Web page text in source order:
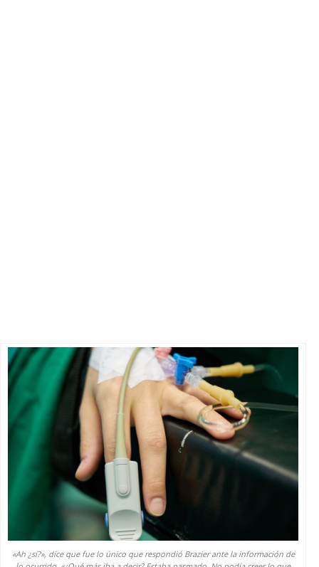
«Ah ¿sí?», dice que fue lo único que respondió Brazier ante la información de